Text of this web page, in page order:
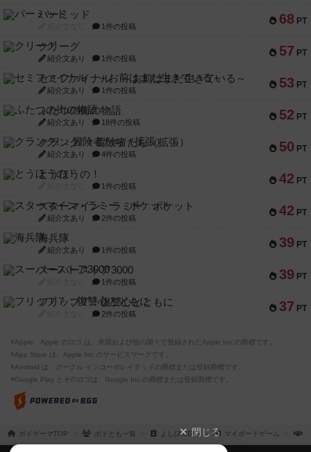
68 PT
パーミッド
1件の投稿
57 PT
クリーグ
紹介文あり 1件の投稿
53 PT
セミファイナル ～お前はまだ生きている～
紹介文あり 1件の投稿
52 PT
ふたつの街の物語
紹介文あり 18件の投稿
50 PT
クランク! ：冒険者たち（拡張）
紹介文あり 4件の投稿
42 PT
とうほうの！
1件の投稿
42 PT
スターマイン・ラミー ポケット
紹介文あり 2件の投稿
39 PT
海兵隊
紹介文あり 1件の投稿
39 PT
スーパーストア3000
1件の投稿
37 PT
フリップ７：復讐心とともに
2件の投稿
※Apple、Apple のロゴ は、米国および他の国々で登録されたApple Inc.の商標です。
※App Store は、Apple Inc.のサービスマークです。
※Android は、グーグル インコーポレイテッドの商標または登録商標です。
※Google Play とそのロゴは、Google Inc.の商標または登録商標です。
ボドゲーマTOP ボドとも一覧 よし(JIGEN) マイボードゲーム
閉じる